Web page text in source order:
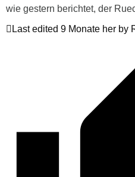
wie gestern berichtet, der
Last edited 9 Monate her by